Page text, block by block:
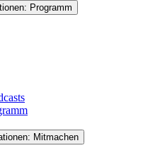
Programm
Mitmachen